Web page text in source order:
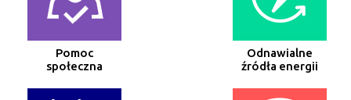
Pomoc
społeczna
Odnawialne
źródła energii